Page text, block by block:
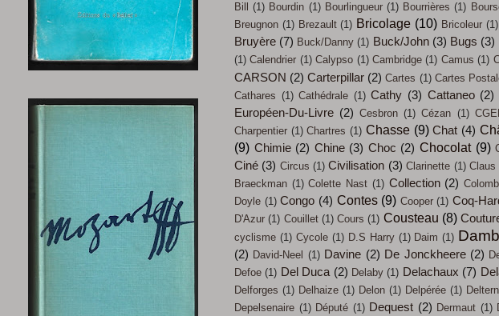
Bill
(1) Bourdin (1) Bourlingueur (1) Bourrières (1)
Breugnon (1) Brezault (1) Bricolage (10) Bricoleur (1)
Bruyère (7) Buck/Danny (1) Buck/John (3) Bugs (3)
(1) Calendrier (1) Calypso (1) Cambridge (1) Camus (1)
CARSON (2) Carterpillar (2) Cartes (1) Cartes
Cathares (1) Cathédrale (1) Cathy (3) Cattaneo (2)
Européen-Du-Livre (2) Cesbron (1) Cézan (1)
Charpentier (1) Chartres (1) Chasse (9) Chat (4)
(9) Chimie (2) Chine (3) Choc (2) Chocolat (9)
Ciné (3) Circus (1) Civilisation (3) Clarinette (1) Claus
Braeckman (1) Colette Nast (1) Collection (2)
Doyle (1) Congo (4) Contes (9) Cooper (1) Coq-
D'Azur (1) Couillet (1) Cours (1) Cousteau (8)
cyclisme (1) Cycole (1) D.S Harry (1) Daim (1)
(2) David-Neel (1) Davine (2) De Jonckheere (2)
Defoe (1) Del Duca (2) Delaby (1) Delachaux (7)
Delforges (1) Delhaize (1) Delon (1) Delpérée (1)
Depelsenaire (1) Député (1) Dequest (2) Dermaut (1)